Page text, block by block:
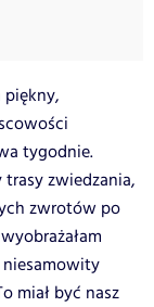
piękny,
tygodnie.
zwiedzania,
zwrotów po
niesamowity
miał być nasz